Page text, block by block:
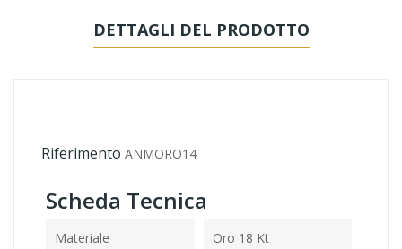
DETTAGLI DEL PRODOTTO
Riferimento ANMORO14
Scheda Tecnica
Materiale Oro 18 Kt